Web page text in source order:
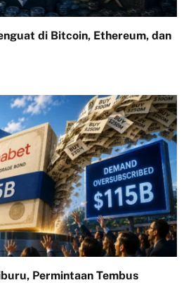
di Bitcoin, Ethereum, dan
Permintaan Tembus